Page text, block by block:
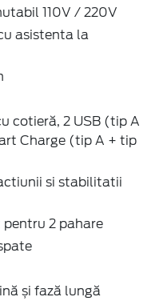
110V / 220V
asistenta la
cotieră, 2 USB (tip A
Charge (tip A + tip
si stabilitatii
2 pahare
și fază lungă